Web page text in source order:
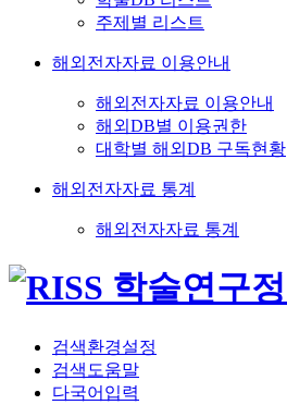
주제별 리스트
해외전자자료 이용안내
해외전자자료 이용안내
해외DB별 이용권한
대학별 해외DB 구독현황
해외전자자료 통계
해외전자자료 통계
검색환경설정
검색도움말
다국어입력